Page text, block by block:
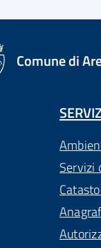
Comune di
Servizi